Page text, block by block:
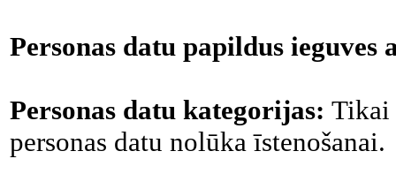
Personas datu papildus ieguves
Personas datu kategorijas: Tikai
personas datu nolūka īstenošanai.